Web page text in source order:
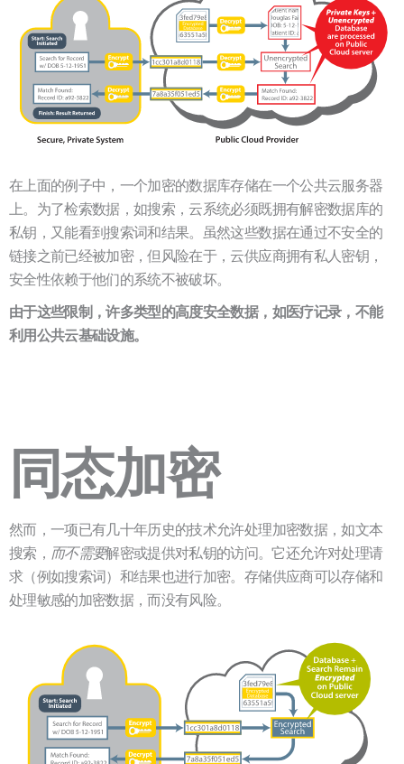
在上面的例子中，一个加密的数据库存储在一个公共云服务器
上。为了检索数据，如搜索，云系统必须既拥有解密数据库的
私钥，又能看到搜索词和结果。虽然这些数据在通过不安全的
链接之前已经被加密，但风险在于，云供应商拥有私人密钥，
安全性依赖于他们的系统不被破坏。
由于这些限制，许多类型的高度安全数据，如医疗记录，不能
利用公共云基础设施。
同态加密
然而，一项已有几十年历史的技术允许处理加密数据，如文本
搜索， 而不需要解密或提供对私钥的访问。它还允许对处理请
求（例如搜索词）和结果也进行加密。存储供应商可以存储和
处理敏感的加密数据，而没有风险。